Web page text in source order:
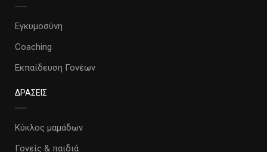
Εγκυμοσύνη
Coaching
Εκπαίδευση Γονέων
ΔΡΑΣΕΙΣ
Κύκλος μαμάδων
Γονείς & παιδιά